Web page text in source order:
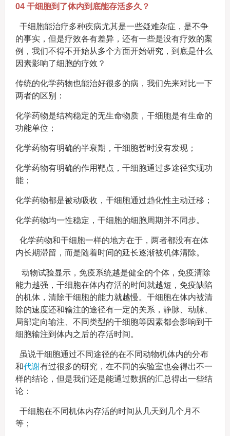
04 干细胞到了体内到底能存活多久？
干细胞能治疗多种疾病尤其是一些疑难杂症，是不争
的事实，但是疗效各有差异，还有一些是没有疗效的案
例，我们不得不开始从多个方面开始研究，到底是什么
因素影响了细胞的疗效？
传统的化学药物也能治好很多的病，我们先来对比一下
两者的区别：
化学药物是结构稳定的无生命物质，干细胞是有生命的
功能单位；
化学药物有明确的半衰期，干细胞暂时没有发现；
化学药物有明确的作用靶点，干细胞通过多途径实现功
能；
化学药物都是被动吸收，干细胞通过趋化性主动迁移；
化学药物均一性稳定，干细胞的细胞周期并不同步。
化学药物和干细胞一样的地方在于，两者都没有在体
内长期滞留，而是随着时间的延长逐渐被机体清除。
动物试验显示，免疫系统越是健全的个体，免疫清除
能力越强，干细胞在体内存活的时间就越短，免疫缺陷
的机体，清除干细胞的能力就越慢。干细胞在体内被清
除的速度还和输注的途径有一定的关系，静脉、动脉、
局部定向输注、不同类型的干细胞等因素都会影响到干
细胞输注到体内之后的存活时间。
虽说干细胞通过不同途径的在不同动物机体内的分布
和代谢有过很多的研究，在不同的实验室也会得出不一
样的结论，但是我们还是能通过数据的汇总得出一些结
论：
干细胞在不同机体内存活的时间从几天到几个月不
等；